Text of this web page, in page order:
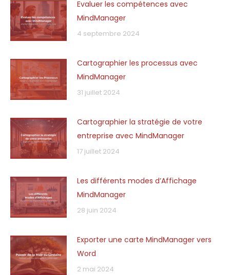
Evaluer les compétences avec
MindManager
4 septembre 2024
Cartographier les processus avec
MindManager
31 juillet 2024
Cartographier la stratégie de votre
entreprise avec MindManager
17 juillet 2024
Les différents modes d’Affichage
MindManager
28 juin 2024
Exporter une carte MindManager vers
Word
2 mai 2024